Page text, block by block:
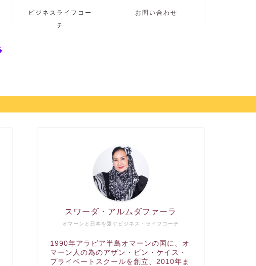
ビジネスライフコー
チ
お問い合わせ
オマーンと日本を繋ぐビジネス・ライフコーチ
スワーダ・アルムダファーラ
1990年アラビア半島オマーンの国に、オ
マーン人の為のアザン・ビン・ケイス・
プライベートスクールを創立、2010年ま